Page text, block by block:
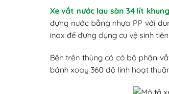
Xe vắt nước lau sàn 34 lít
đựng nước bằng nhựa PP với
inox để đựng dụng cụ vệ sinh
Bên trên thùng có có bộ phận
bánh xoay 360 độ linh hoạt